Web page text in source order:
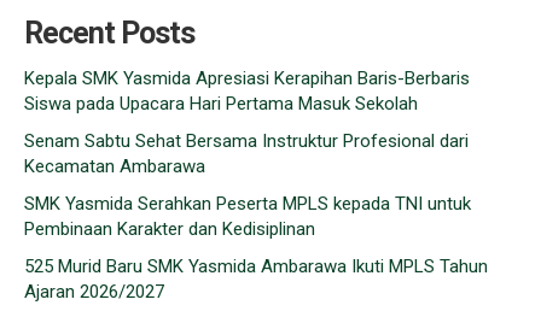
Recent Posts
Kepala SMK Yasmida Apresiasi Kerapihan Baris-Berbaris
Siswa pada Upacara Hari Pertama Masuk Sekolah
Senam Sabtu Sehat Bersama Instruktur Profesional dari
Kecamatan Ambarawa
SMK Yasmida Serahkan Peserta MPLS kepada TNI untuk
Pembinaan Karakter dan Kedisiplinan
525 Murid Baru SMK Yasmida Ambarawa Ikuti MPLS Tahun
Ajaran 2026/2027